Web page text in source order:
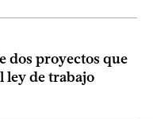
dos proyectos que
ley de trabajo